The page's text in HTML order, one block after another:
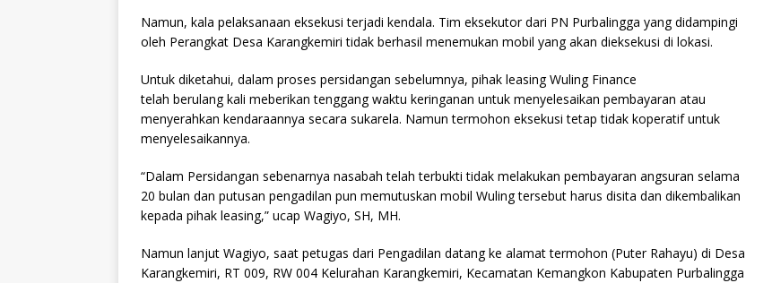
Namun, kala pelaksanaan eksekusi terjadi kendala. Tim eksekutor dari PN Purbalingga yang didampingi
oleh Perangkat Desa Karangkemiri tidak berhasil menemukan mobil yang akan dieksekusi di lokasi.
Untuk diketahui, dalam proses persidangan sebelumnya, pihak leasing Wuling Finance
telah berulang kali meberikan tenggang waktu keringanan untuk menyelesaikan pembayaran atau
menyerahkan kendaraannya secara sukarela. Namun termohon eksekusi tetap tidak koperatif untuk
menyelesaikannya.
“Dalam Persidangan sebenarnya nasabah telah terbukti tidak melakukan pembayaran angsuran selama
20 bulan dan putusan pengadilan pun memutuskan mobil Wuling tersebut harus disita dan dikembalikan
kepada pihak leasing,” ucap Wagiyo, SH, MH.
Namun lanjut Wagiyo, saat petugas dari Pengadilan datang ke alamat termohon (Puter Rahayu) di Desa
Karangkemiri, RT 009, RW 004 Kelurahan Karangkemiri, Kecamatan Kemangkon Kabupaten Purbalingga